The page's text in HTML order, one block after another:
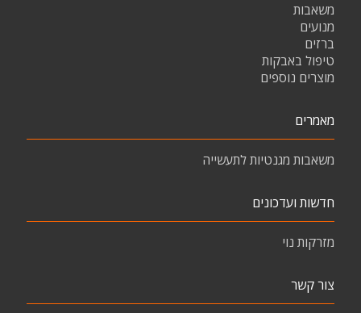
משאבות
מנועים
ברזים
טיפול באבקות
מוצרים נוספים
מאמרים
משאבות מגנטיות לתעשייה
חדשות ועדכונים
מזרקות נוי
צור קשר